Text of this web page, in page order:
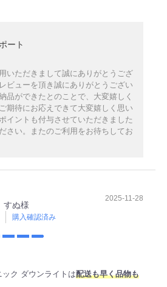
ート
いただきまして誠にありがとうござ
ビューを頂き誠にありがとうござい
品ができたとのことで、大変嬉しく
期待にお応えできて大変嬉しく思い
イントも付与させていただきました
さい。またのご利用をお待ちしてお
すぬ様
購入確認済み
2025-11-28
ック ダウンライトは配送も早く品物も